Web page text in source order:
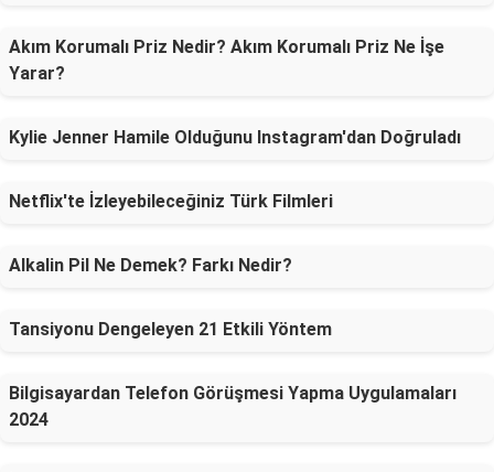
Akım Korumalı Priz Nedir? Akım Korumalı Priz Ne İşe
Yarar?
Kylie Jenner Hamile Olduğunu Instagram'dan Doğruladı
Netflix'te İzleyebileceğiniz Türk Filmleri
Alkalin Pil Ne Demek? Farkı Nedir?
Tansiyonu Dengeleyen 21 Etkili Yöntem
Bilgisayardan Telefon Görüşmesi Yapma Uygulamaları
2024